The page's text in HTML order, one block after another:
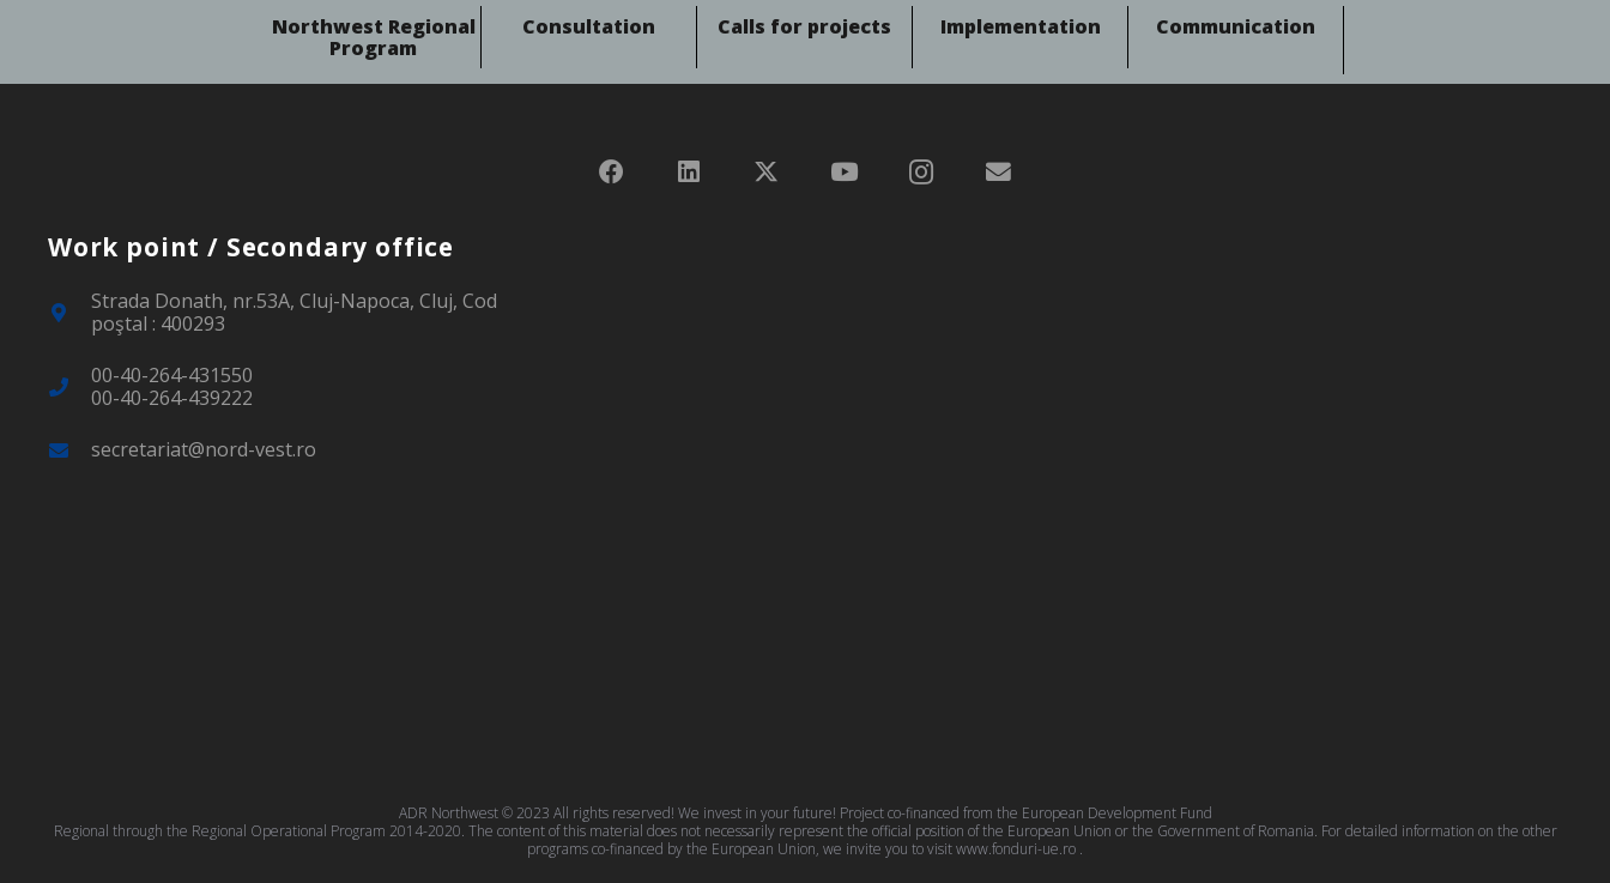
Northwest Regional
Program
Consultation Calls for projects Implementation Communication
Work point / Secondary office
Strada Donath, nr.53A, Cluj-Napoca, Cluj, Cod
poştal : 400293
00-40-264-431550
00-40-264-439222
secretariat@nord-vest.ro
ADR Northwest © 2023 All rights reserved! We invest in your future! Project co-financed from the European Development Fund
Regional through the Regional Operational Program 2014-2020. The content of this material does not necessarily represent the official position of the European Union or the Government of Romania. For detailed information on the other
programs co-financed by the European Union, we invite you to visitwww.fonduri-ue.ro .